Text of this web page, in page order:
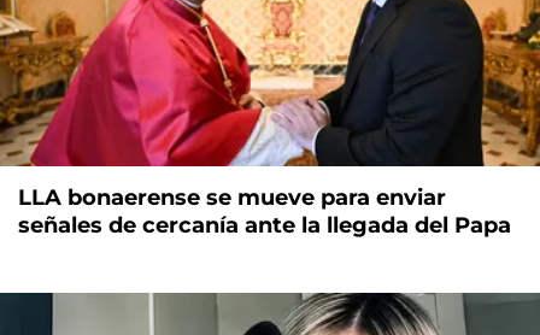
LLA bonaerense se mueve para enviar
señales de cercanía ante la llegada del Papa